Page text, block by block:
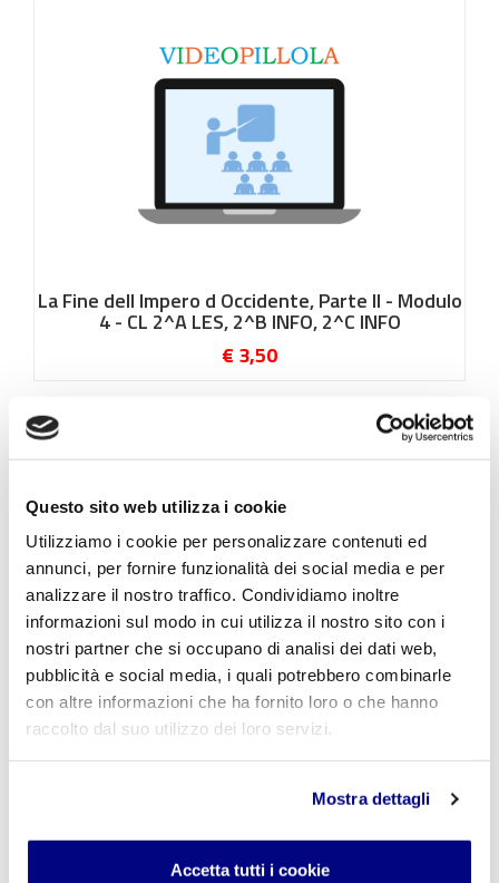
Questo sito web utilizza i cookie
Utilizziamo i cookie per personalizzare contenuti ed
annunci, per fornire funzionalità dei social media e per
analizzare il nostro traffico. Condividiamo inoltre
informazioni sul modo in cui utilizza il nostro sito con i
nostri partner che si occupano di analisi dei dati web,
pubblicità e social media, i quali potrebbero combinarle
con altre informazioni che ha fornito loro o che hanno
raccolto dal suo utilizzo dei loro servizi.
Mostra dettagli
Accetta tutti i cookie
La Fine dell Impero d Occidente, Parte II - Modulo
4 - CL 2^A LES, 2^B INFO, 2^C INFO
€ 3,50
Le Guerre Persiane - CLASSE 1^A INFORMATICA,
1^B LES